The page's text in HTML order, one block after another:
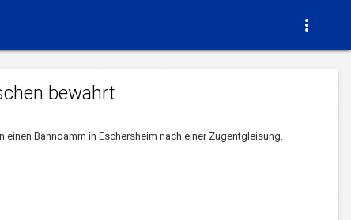

bewahrt
Bahndamm in Eschersheim nach einer Zugentgleisung.